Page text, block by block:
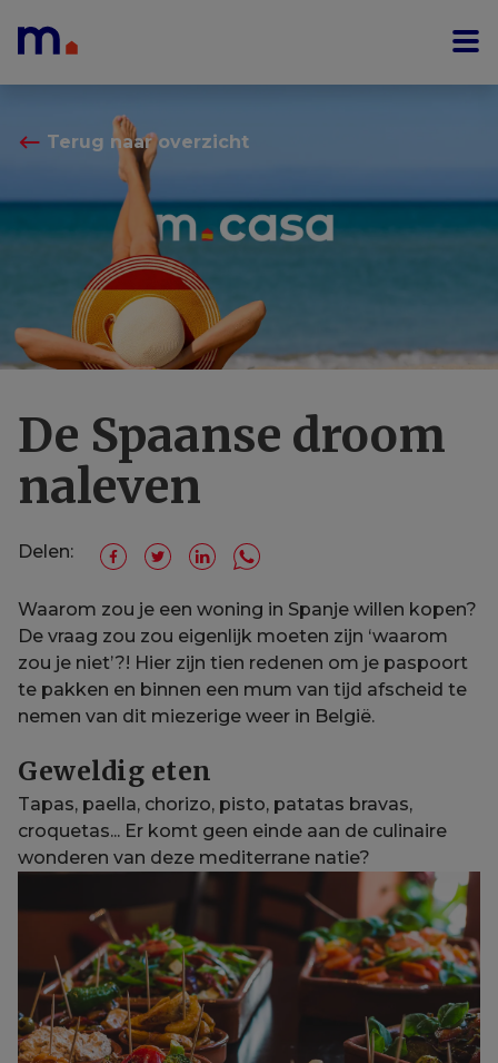
⟵ Terug naar overzicht
De Spaanse droom
naleven
Delen:
Waarom zou je een woning in Spanje willen kopen?
De vraag zou zou eigenlijk moeten zijn ‘waarom
zou je niet’?! Hier zijn tien redenen om je paspoort
te pakken en binnen een mum van tijd afscheid te
nemen van dit miezerige weer in België.
Geweldig eten
Tapas, paella, chorizo, pisto, patatas bravas,
croquetas... Er komt geen einde aan de culinaire
wonderen van deze mediterrane natie?